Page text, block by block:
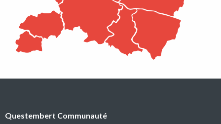
La prochaine séance du Conseil Communautaire se
Questembert Communauté